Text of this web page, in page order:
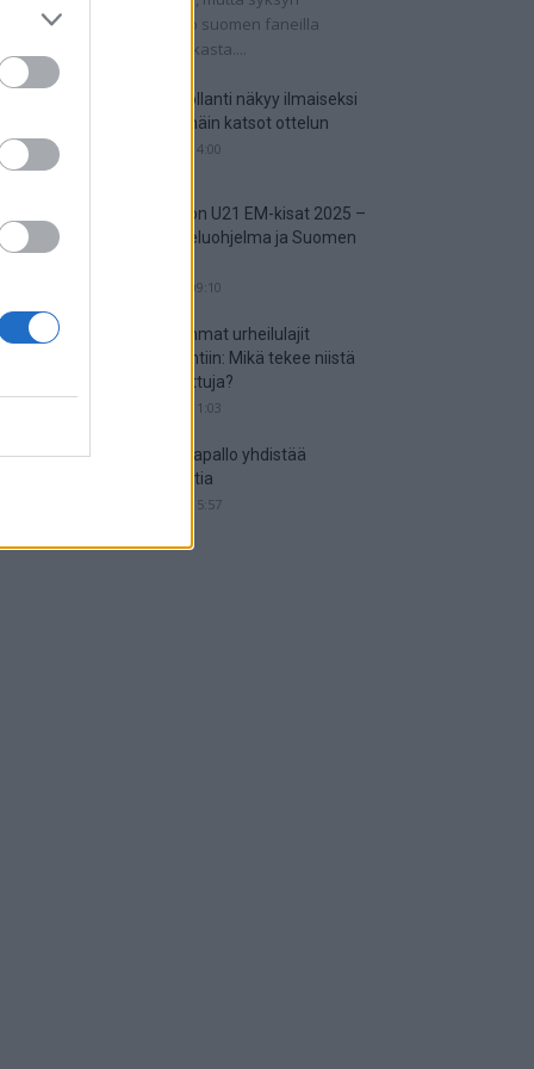
kertovat, onko suomen faneilla
unelmoida kisapaikasta....
Suomi-Hollanti näkyy ilmaiseksi
TV:stä – näin katsot ottelun
06.06.2025 14:00
Jalkapallon U21 EM-kisat 2025 –
tässä otteluohjelma ja Suomen
18.05.2025 09:10
Suosituimmat urheilulajit
vedonlyöntiin: Mikä tekee niistä
niin suosittuja?
05.05.2025 11:03
Miten jalkapallo yhdistää
kansakuntia
25.04.2025 15:57